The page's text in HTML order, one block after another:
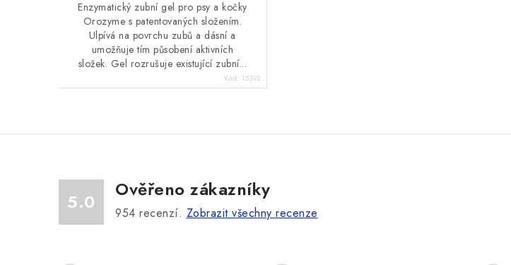
Enzymatický zubní gel pro psy a kočky
Orozyme s patentovaných složením.
Ulpívá na povrchu zubů a dásní a
umožňuje tím působení aktivních
složek. Gel rozrušuje existující zubní...
Kód: 15392
5.0
Ověřeno zákazníky
954 recenzí. Zobrazit všechny recenze